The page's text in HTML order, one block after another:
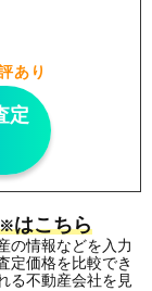
あり
定
※はこちら
の情報などを入力
定価格を比較でき
る不動産会社を見